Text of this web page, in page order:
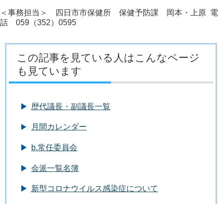
＜事務担当＞ 四日市市保健所 保健予防課 岡本・上原 電
話 059（352）0595
この記事を見ている人はこんなページ
も見ています
歴代議長・副議長一覧
月間カレンダー
b.常任委員会
会派一覧名簿
新型コロナウイルス感染症について